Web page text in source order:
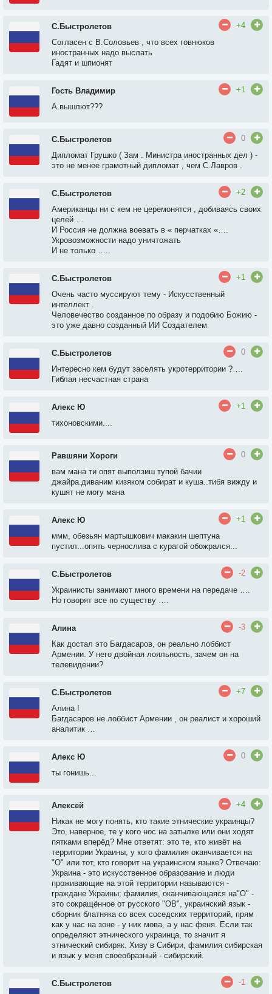
С.Быстролетов
+4
Согласен с В.Соловьев , что всех говнюков
иностранных надо выслать
Гадят и шпионят
Гость Владимир
+1
А вышлют???
С.Быстролетов
0
Дипломат Грушко ( Зам . Министра иностранных дел ) -
это не менее грамотный дипломат , чем С.Лавров .
С.Быстролетов
+2
Американцы ни с кем не церемонятся , добиваясь своих
целей …
И Россия не должна воевать в « перчатках «….
Укровозможности надо уничтожать
И не только …..
С.Быстролетов
+1
Очень часто муссируют тему - Искусственный
интеллект .
Человечество созданное по образу и подобию Божию -
это уже давно созданный ИИ Создателем
С.Быстролетов
0
Интересно кем будут заселять укротерритории ?….
Гиблая несчастная страна
Алекс Ю
+1
тихоновскими....
Равшяни Хороги
0
вам мана ти опят выползиш тупой бачии
джайра.диваним кизяком собират и куша..тибя вижду и
кушят не могу мана
Алекс Ю
+1
ммм, обезьян мартышкович макакин шептуна
пустил...опять чернослива с курагой обожрался...
С.Быстролетов
-2
Украинисты занимают много времени на передаче ….
Но говорят все по существу ….
Алина
-3
Как достал это Багдасаров, он реально лоббист
Армении. У него двойная лояльность, зачем он на
телевидении?
С.Быстролетов
+7
Алина !
Багдасаров не лоббист Армении , он реалист и хороший
аналитик …
Алекс Ю
0
ты гонишь...
Алексей
+4
Никак не могу понять, кто такие этнические украинцы?
Это, наверное, те у кого нос на затылке или они ходят
пятками вперёд? Мне ответят: это те, кто живёт на
территории Украины, у кого фамилия оканчивается на
"О" или тот, кто говорит на украинском языке? Отвечаю:
Украина - это искусственное образование и люди
проживающие на этой территории называются -
граждане Украины; фамилия, оканчивающаяся на"О" -
это сокращённое от русского "ОВ", украинский язык -
сборник блатняка со всех соседских территорий, прям
как у нас на зоне - у них мова, а у нас феня. Если так
определяют этнического украинца, то значит я
этнический сибиряк. Хиву в Сибири, фамилия сибирская
и язык у меня своеобразный - сибирский.
С.Быстролетов
-1